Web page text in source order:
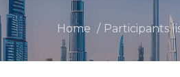
Home Participants